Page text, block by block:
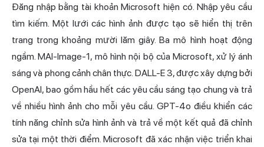
Đăng nhập bằng tài khoản Microsoft hiện có. Nhập yêu cầu
tìm kiếm. Một lưới các hình ảnh được tạo sẽ hiển thị trên
trang trong khoảng mười lăm giây. Ba mô hình hoạt động
ngầm. MAI-Image-1, mô hình nội bộ của Microsoft, xử lý ánh
sáng và phong cảnh chân thực. DALL-E 3, được xây dựng bởi
OpenAI, bao gồm hầu hết các yêu cầu sáng tạo chung và trả
về nhiều hình ảnh cho mỗi yêu cầu. GPT-4o điều khiển các
tính năng chỉnh sửa hình ảnh và trả về một kết quả đã chỉnh
sửa tại một thời điểm. Microsoft đã xác nhận việc triển khai